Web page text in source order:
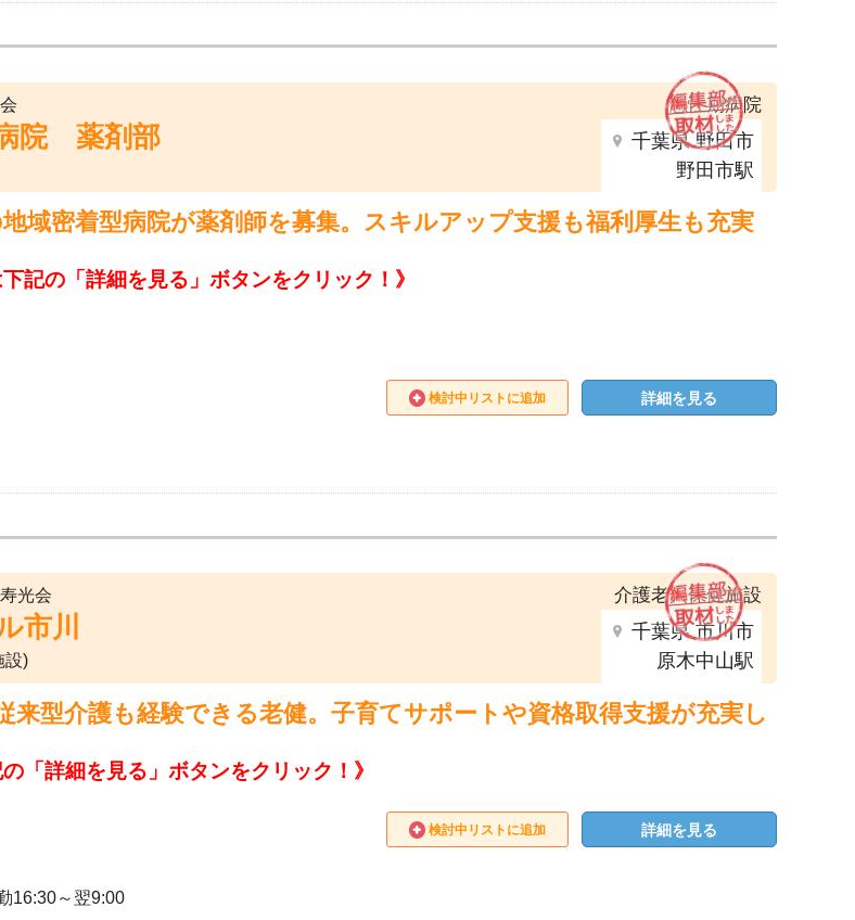
院 薬剤部
急性期病院
千葉県 野田市
野田市駅
域密着型病院が薬剤師を募集。スキルアップ支援も福利厚生も充実
記の「詳細を見る」ボタンをクリック！》
検討中リストに追加 詳細を見る
光会
市川
設)
介護老人保健施設
千葉県 市川市
原木中山駅
来型介護も経験できる老健。子育てサポートや資格取得支援が充実し
「詳細を見る」ボタンをクリック！》
16:30～翌9:00
検討中リストに追加 詳細を見る